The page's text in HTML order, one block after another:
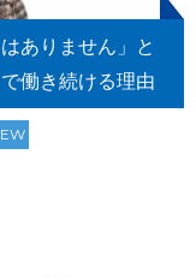
ありません」と
働き続ける理由